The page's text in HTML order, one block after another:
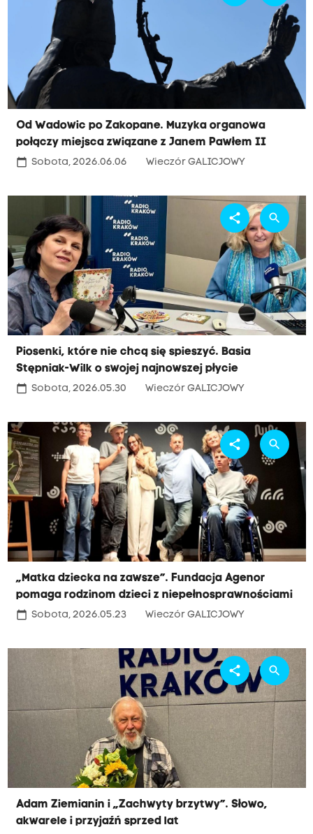
Od Wadowic po Zakopane. Muzyka organowa
połączy miejsca związane z Janem Pawłem II
calendar_today Sobota, 2026.06.06 Wieczór GALICJOWY
Piosenki, które nie chcą się spieszyć. Basia
Stępniak-Wilk o swojej najnowszej płycie
calendar_today Sobota, 2026.05.30 Wieczór GALICJOWY
share search
„Matka dziecka na zawsze”. Fundacja Agenor
pomaga rodzinom dzieci z niepełnosprawnościami
calendar_today Sobota, 2026.05.23 Wieczór GALICJOWY
share search
Adam Ziemianin i „Zachwyty brzytwy”. Słowo,
akwarele i przyjaźń sprzed lat
share search